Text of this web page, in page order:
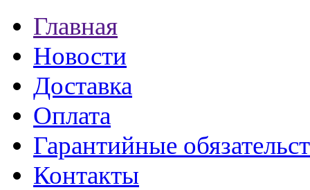
Главная
Новости
Доставка
Оплата
Гарантийные
Контакты